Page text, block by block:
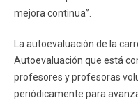
mejora continua”.
La autoevaluación de la
Autoevaluación que está
profesores y profesoras
periódicamente para